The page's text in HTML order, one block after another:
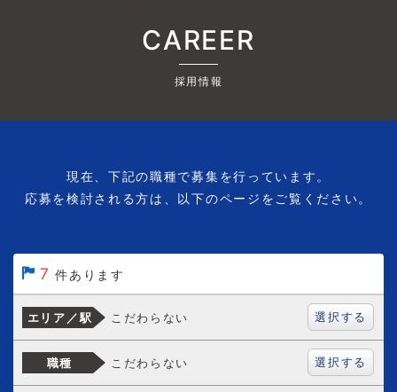
CAREER
採用情報
現在、下記の職種で募集を行っています。
応募を検討される方は、以下のページをご覧ください。
7 件あります
エリア／駅 こだわらない 選択する
職種 こだわらない 選択する